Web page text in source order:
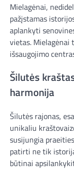
Mielagėnai,
pažįstamas
aplankyti
vietas. Mielagėnai
išsaugojimo
Šilutės
harmonija
Šilutės rajonas,
unikaliu
susijungia
patirti ne tik
būtinai